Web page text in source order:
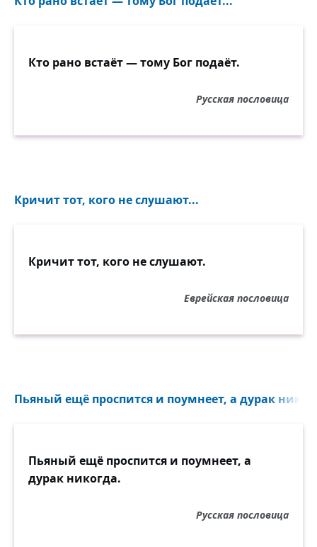
Кто рано встаёт — тому Бог подаёт.
Русская пословица
Кричит тот, кого не слушают...
Кричит тот, кого не слушают.
Еврейская пословица
Пьяный ещё проспится и поумнеет, а дурак
Пьяный ещё проспится и поумнеет, а
дурак никогда.
Русская пословица